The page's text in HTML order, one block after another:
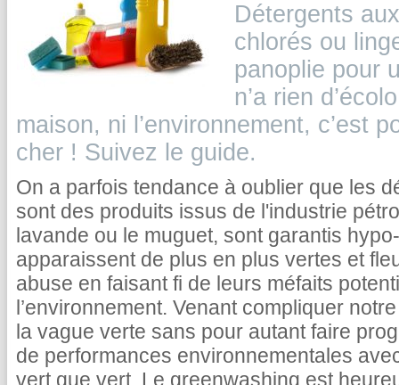
Détergents
chlorés ou
panoplie pour
n’a rien
maison, ni l’environnement, c’est
cher ! Suivez le guide.
On a parfois tendance à oublier que les
sont des produits issus de l'industrie
lavande ou le muguet, sont garantis
apparaissent de plus en plus vertes et
abuse en faisant fi de leurs méfaits
l’environnement. Venant compliquer
la vague verte sans pour autant faire
de performances environnementales
vert que vert. Le greenwashing est